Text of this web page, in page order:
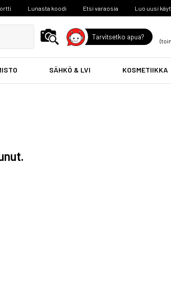
Lunasta koodi Etsi varaosia Luo uusi
Tarvitsetko apua?
SÄHKÖ & LVI KOSMETIIKKA